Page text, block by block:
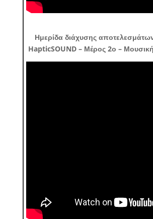
Ημερίδα διάχυσης
HapticSOUND – Μέρος 2ο –